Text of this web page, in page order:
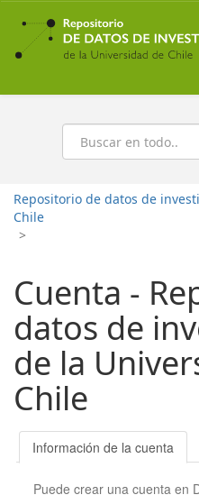
Ir
contenido
principal
Buscar
Repositorio de datos de
Chile
>
Cuenta -
datos de
de la
Chile
Información de la cuenta
Puede crear una cuenta en